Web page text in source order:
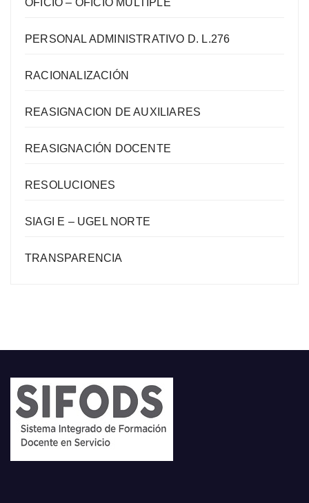
OFICIO – OFICIO MÚLTIPLE
PERSONAL ADMINISTRATIVO D. L.276
RACIONALIZACIÓN
REASIGNACION DE AUXILIARES
REASIGNACIÓN DOCENTE
RESOLUCIONES
SIAGI E – UGEL NORTE
TRANSPARENCIA